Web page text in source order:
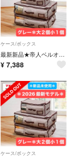
ケース/ボックス
最新新品★帝人ベルオアシス収納ケース特別セット＊グレー＊BZKP033＊大2小1
¥ 7,388
ケース/ボックス